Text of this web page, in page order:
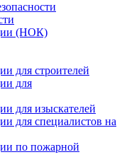
(НОК)
для строителей
для
для изыскателей
для специалистов на
по пожарной